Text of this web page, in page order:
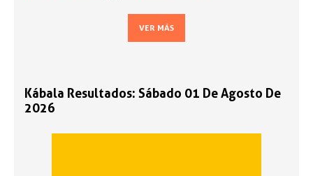
VER MÁS
Kábala Resultados: Sábado 01 De Agosto De
2026